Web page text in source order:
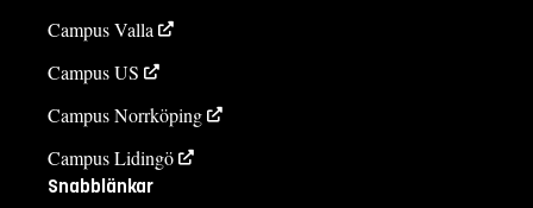
Campus Valla
Campus US
Campus Norrköping
Campus Lidingö
Snabblänkar